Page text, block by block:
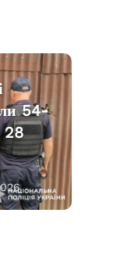
54-
28